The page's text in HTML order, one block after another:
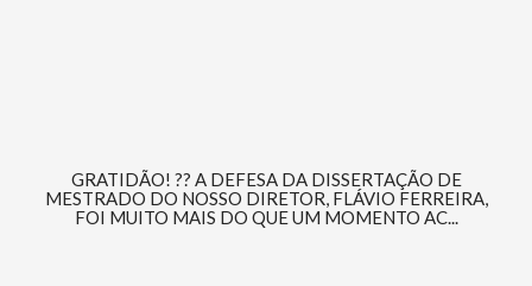
GRATIDÃO! ?? A DEFESA DA DISSERTAÇÃO DE
MESTRADO DO NOSSO DIRETOR, FLÁVIO FERREIRA,
FOI MUITO MAIS DO QUE UM MOMENTO AC...